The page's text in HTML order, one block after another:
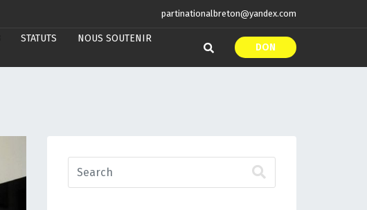
partinationalbreton@yandex.com
STATUTS
NOUS SOUTENIR
DON